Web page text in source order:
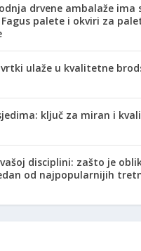
drvene ambalaže ima
palete i okviri za
ulaže u kvalitetne
ključ za miran i
disciplini: zašto je
od najpopularnijih